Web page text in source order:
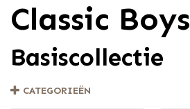
Classic Boys
Basiscollectie
CATEGORIEËN